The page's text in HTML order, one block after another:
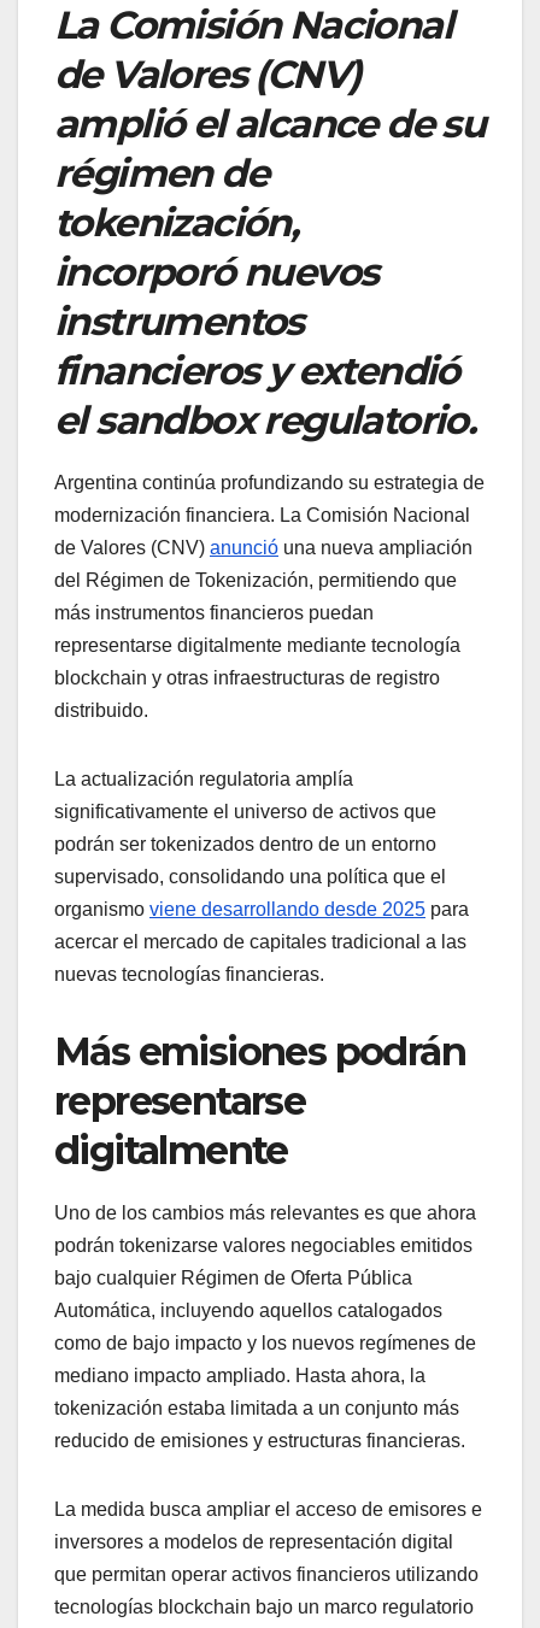
La Comisión Nacional
de Valores (CNV)
amplió el alcance de su
régimen de
tokenización,
incorporó nuevos
instrumentos
financieros y extendió
el sandbox regulatorio.
Argentina continúa profundizando su estrategia de
modernización financiera. La Comisión Nacional
de Valores (CNV) anunció una nueva ampliación
del Régimen de Tokenización, permitiendo que
más instrumentos financieros puedan
representarse digitalmente mediante tecnología
blockchain y otras infraestructuras de registro
distribuido.
La actualización regulatoria amplía
significativamente el universo de activos que
podrán ser tokenizados dentro de un entorno
supervisado, consolidando una política que el
organismo viene desarrollando desde 2025 para
acercar el mercado de capitales tradicional a las
nuevas tecnologías financieras.
Más emisiones podrán
representarse
digitalmente
Uno de los cambios más relevantes es que ahora
podrán tokenizarse valores negociables emitidos
bajo cualquier Régimen de Oferta Pública
Automática, incluyendo aquellos catalogados
como de bajo impacto y los nuevos regímenes de
mediano impacto ampliado. Hasta ahora, la
tokenización estaba limitada a un conjunto más
reducido de emisiones y estructuras financieras.
La medida busca ampliar el acceso de emisores e
inversores a modelos de representación digital
que permitan operar activos financieros utilizando
tecnologías blockchain bajo un marco regulatorio